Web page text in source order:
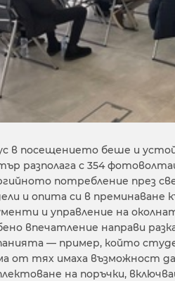
в посещението беше и
разполага с 354
потребление през
и опита си в преминаване
и управление на
впечатление направи
— пример, който
от тях имаха възможност
на поръчки,